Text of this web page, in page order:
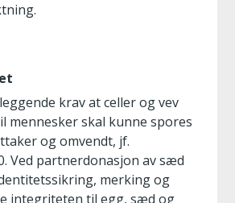
krav at celler og vev
mennesker skal kunne spores
og omvendt, jf.
Ved partnerdonasjon av sæd
merking og
integriteten til egg, sæd og